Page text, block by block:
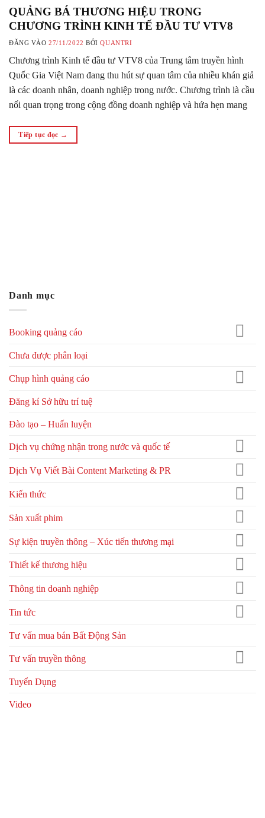
QUẢNG BÁ THƯƠNG HIỆU TRONG
CHƯƠNG TRÌNH KINH TẾ ĐẦU TƯ VTV8
ĐĂNG VÀO27/11/2022 BỞIQUANTRI
Chương trình Kinh tế đầu tư VTV8 của Trung tâm truyền hình
Quốc Gia Việt Nam đang thu hút sự quan tâm của nhiều khán giả
là các doanh nhân, doanh nghiệp trong nước. Chương trình là cầu
nối quan trọng trong cộng đồng doanh nghiệp và hứa hẹn mang
Tiếp tục đọc →
Danh mục
Booking quảng cáo
Chưa được phân loại
Chụp hình quảng cáo
Đăng kí Sở hữu trí tuệ
Đào tạo – Huấn luyện
Dịch vụ chứng nhận trong nước và quốc tế
Dịch Vụ Viết Bài Content Marketing & PR
Kiến thức
Sản xuất phim
Sự kiện truyền thông – Xúc tiến thương mại
Thiết kế thương hiệu
Thông tin doanh nghiệp
Tin tức
Tư vấn mua bán Bất Động Sản
Tư vấn truyền thông
Tuyển Dụng
Video